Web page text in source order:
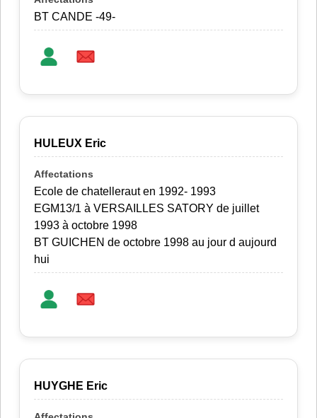
BT CANDE -49-
HULEUX Eric
Ecole de chatelleraut en 1992- 1993
EGM13/1 à VERSAILLES SATORY de juillet
1993 à octobre 1998
BT GUICHEN de octobre 1998 au jour d aujourd
hui
HUYGHE Eric